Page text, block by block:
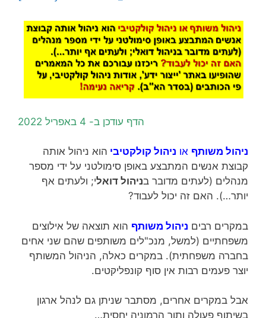
הדף עודכן ב- 4 באפריל 2022
ניהול משותף או ניהול קולקטיבי הוא ניהול אותה
קבוצת אנשים המתבצע באופן סימולטני על ידי מספר
מנהלים (לעתים מדובר בניהול דואלי; ולעתים אף
יותר…). האם זה יכול לעבוד?
במקרים רבים ניהול משותף הוא תוצאה של אילוצים
משפחתיים (למשל, מנכ"לים משותפים שהם שני אחים
בחברה משפחתית). במקרים כאלה, הניהול המשותף
יוצר פעמים רבות אין סוף קונפליקטים.
אבל במקרים אחרים, מסתבר שניתן גם לנהל ארגון
בשיתוף פעולה ותוך הרמוניה יחסית…